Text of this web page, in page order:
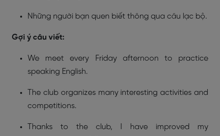
Những người bạn quen biết thông qua câu lạc bộ.
Gợi ý câu viết:
We meet every Friday afternoon to practice
speaking English.
The club organizes many interesting activities and
competitions.
Thanks to the club, I have improved my